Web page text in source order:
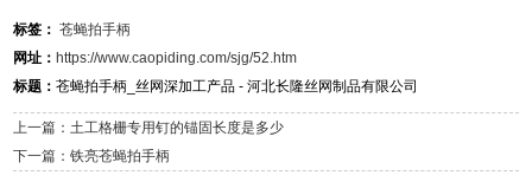
标签： 苍蝇拍手柄
网址： https://www.caopiding.com/sjg/52.htm
标题：苍蝇拍手柄_丝网深加工产品 - 河北长隆丝网制品有限公司
上一篇：土工格栅专用钉的锚固长度是多少
下一篇：铁亮苍蝇拍手柄